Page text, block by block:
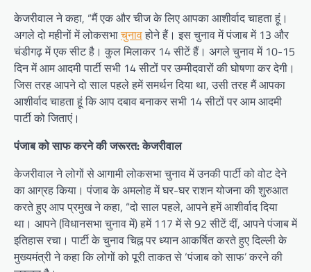
केजरीवाल ने कहा, “मैं एक और चीज के लिए आपका आशीर्वाद चाहता हूं।
अगले दो महीनों में लोकसभाचुनावहोने हैं। इस चुनाव में पंजाब में 13 और
चंडीगढ़ में एक सीट है। कुल मिलाकर 14 सीटें हैं। अगले चुनाव में 10-15
दिन में आम आदमी पार्टी सभी 14 सीटों पर उम्मीदवारों की घोषणा कर देगी।
जिस तरह आपने दो साल पहले हमें समर्थन दिया था, उसी तरह मैं आपका
आशीर्वाद चाहता हूं कि आप दबाव बनाकर सभी 14 सीटों पर आम आदमी
पार्टी को जिताएं।
पंजाब को साफ करने की जरूरत: केजरीवाल
केजरीवाल ने लोगों से आगामी लोकसभा चुनाव में उनकी पार्टी को वोट देने
का आग्रह किया। पंजाब के अमलोह में घर-घर राशन योजना की शुरुआत
करते हुए आप प्रमुख ने कहा, “दो साल पहले, आपने हमें आशीर्वाद दिया
था। आपने (विधानसभा चुनाव में) हमें 117 में से 92 सीटें दीं, आपने पंजाब में
इतिहास रचा। पार्टी के चुनाव चिह्न पर ध्यान आकर्षित करते हुए दिल्ली के
मुख्यमंत्री ने कहा कि लोगों को पूरी ताकत से ‘पंजाब को साफ’ करने की